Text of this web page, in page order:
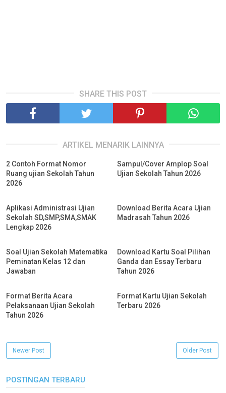
SHARE THIS POST
ARTIKEL MENARIK LAINNYA
2 Contoh Format Nomor
Ruang ujian Sekolah Tahun
2026
Sampul/Cover Amplop Soal
Ujian Sekolah Tahun 2026
Aplikasi Administrasi Ujian
Sekolah SD,SMP,SMA,SMAK
Lengkap 2026
Download Berita Acara Ujian
Madrasah Tahun 2026
Soal Ujian Sekolah Matematika
Peminatan Kelas 12 dan
Jawaban
Download Kartu Soal Pilihan
Ganda dan Essay Terbaru
Tahun 2026
Format Berita Acara
Pelaksanaan Ujian Sekolah
Tahun 2026
Format Kartu Ujian Sekolah
Terbaru 2026
Newer Post Older Post
POSTINGAN TERBARU